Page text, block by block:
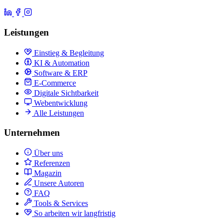
Leistungen
Einstieg & Begleitung
KI & Automation
Software & ERP
E-Commerce
Digitale Sichtbarkeit
Webentwicklung
Alle Leistungen
Unternehmen
Über uns
Referenzen
Magazin
Unsere Autoren
FAQ
Tools & Services
So arbeiten wir langfristig